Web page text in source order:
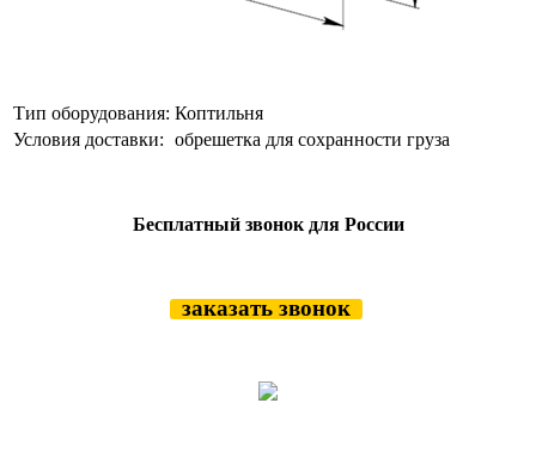
Тип оборудования: Коптильня
Условия доставки: обрешетка для сохранности груза
Бесплатный звонок для России
заказать звонок